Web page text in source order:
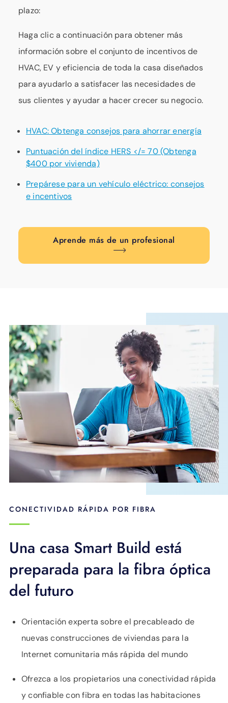
plazo:
Haga clic a continuación para obtener más
información sobre el conjunto de incentivos de
HVAC, EV y eficiencia de toda la casa diseñados
para ayudarlo a satisfacer las necesidades de
sus clientes y ayudar a hacer crecer su negocio.
HVAC: Obtenga consejos para ahorrar energía
Puntuación del índice HERS </= 70 (Obtenga
$400 por vivienda)
Prepárese para un vehículo eléctrico: consejos
e incentivos
Aprende más de un profesional
CONECTIVIDAD RÁPIDA POR FIBRA
Una casa Smart Build está
preparada para la fibra óptica
del futuro
Orientación experta sobre el precableado de
nuevas construcciones de viviendas para la
Internet comunitaria más rápida del mundo
Ofrezca a los propietarios una conectividad rápida
y confiable con fibra en todas las habitaciones